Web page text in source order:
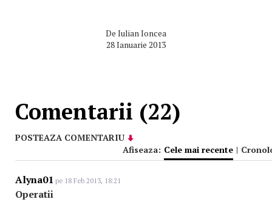
De Iulian Ioncea
28 Ianuarie 2013
Comentarii (22)
POSTEAZA COMENTARIU
Afiseaza: Cele mai recente |
Alyna01 pe 18 Feb 2013, 18:21
Operatii